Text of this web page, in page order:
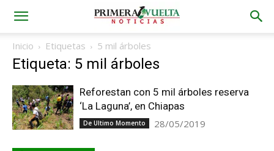
Inicio Etiquetas 5 mil árboles
Etiqueta: 5 mil árboles
Reforestan con 5 mil árboles reserva
‘La Laguna’, en Chiapas
De Ultimo Momento 28/05/2019